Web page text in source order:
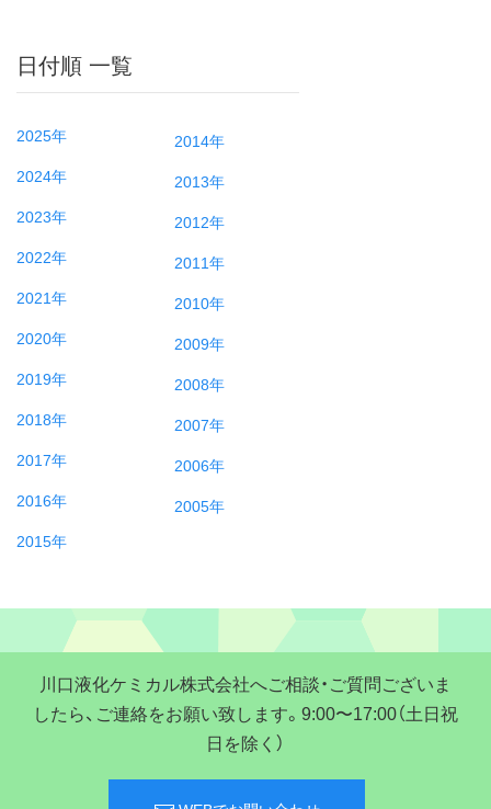
日付順 一覧
2025年
2024年
2023年
2022年
2021年
2020年
2019年
2018年
2017年
2016年
2015年
2014年
2013年
2012年
2011年
2010年
2009年
2008年
2007年
2006年
2005年
川口液化ケミカル株式会社へご相談・ご質問ございま
したら、ご連絡をお願い致します。9:00〜17:00（土日祝
日を除く）